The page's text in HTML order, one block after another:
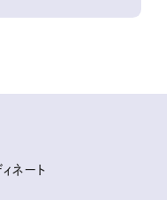
ネート